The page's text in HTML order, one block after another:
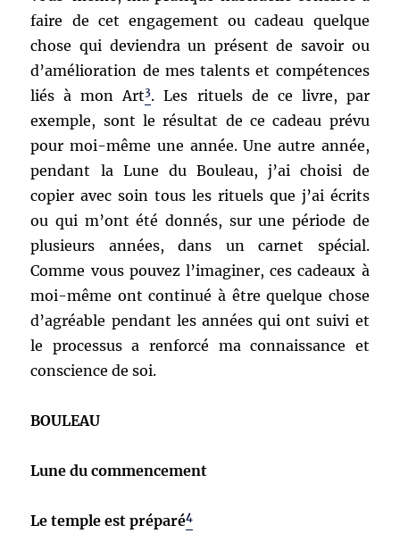
faire de cet engagement ou cadeau quelque
chose qui deviendra un présent de savoir ou
d’amélioration de mes talents et compétences
liés à mon Art3. Les rituels de ce livre, par
exemple, sont le résultat de ce cadeau prévu
pour moi-même une année. Une autre année,
pendant la Lune du Bouleau, j’ai choisi de
copier avec soin tous les rituels que j’ai écrits
ou qui m’ont été donnés, sur une période de
plusieurs années, dans un carnet spécial.
Comme vous pouvez l’imaginer, ces cadeaux à
moi-même ont continué à être quelque chose
d’agréable pendant les années qui ont suivi et
le processus a renforcé ma connaissance et
conscience de soi.
BOULEAU
Lune du commencement
Le temple est préparé4